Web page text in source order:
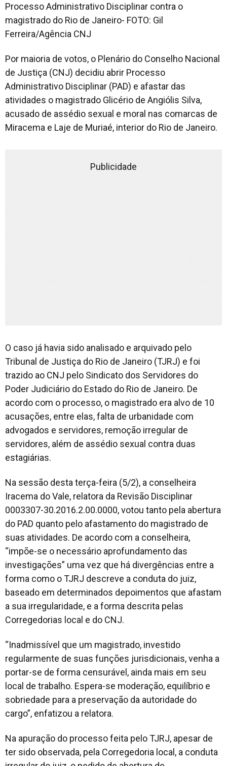
Processo Administrativo Disciplinar contra o
magistrado do Rio de Janeiro- FOTO: Gil
Ferreira/Agência CNJ
Por maioria de votos, o Plenário do Conselho Nacional
de Justiça (CNJ) decidiu abrir Processo
Administrativo Disciplinar (PAD) e afastar das
atividades o magistrado Glicério de Angiólis Silva,
acusado de assédio sexual e moral nas comarcas de
Miracema e Laje de Muriaé, interior do Rio de Janeiro.
Publicidade
O caso já havia sido analisado e arquivado pelo
Tribunal de Justiça do Rio de Janeiro (TJRJ) e foi
trazido ao CNJ pelo Sindicato dos Servidores do
Poder Judiciário do Estado do Rio de Janeiro. De
acordo com o processo, o magistrado era alvo de 10
acusações, entre elas, falta de urbanidade com
advogados e servidores, remoção irregular de
servidores, além de assédio sexual contra duas
estagiárias.
Na sessão desta terça-feira (5/2), a conselheira
Iracema do Vale, relatora da Revisão Disciplinar
0003307-30.2016.2.00.0000, votou tanto pela abertura
do PAD quanto pelo afastamento do magistrado de
suas atividades. De acordo com a conselheira,
“impõe-se o necessário aprofundamento das
investigações” uma vez que há divergências entre a
forma como o TJRJ descreve a conduta do juiz,
baseado em determinados depoimentos que afastam
a sua irregularidade, e a forma descrita pelas
Corregedorias local e do CNJ.
“Inadmissível que um magistrado, investido
regularmente de suas funções jurisdicionais, venha a
portar-se de forma censurável, ainda mais em seu
local de trabalho. Espera-se moderação, equilíbrio e
sobriedade para a preservação da autoridade do
cargo”, enfatizou a relatora.
Na apuração do processo feita pelo TJRJ, apesar de
ter sido observada, pela Corregedoria local, a conduta